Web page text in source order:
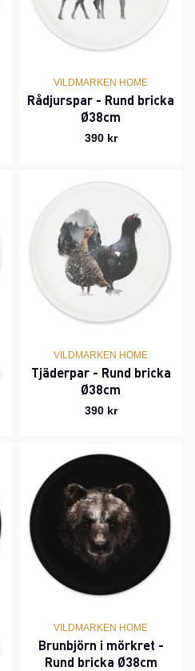
VILDMARKEN HOME
Rådjurspar - Rund bricka
Ø38cm
390 kr
VILDMARKEN HOME
Tjäderpar - Rund bricka
Ø38cm
390 kr
VILDMARKEN HOME
Brunbjörn i mörkret -
Rund bricka Ø38cm